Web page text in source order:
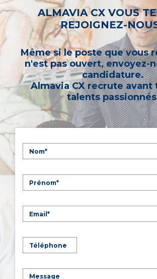
d’autres mots-clés ou à
ALMAVIA CX VOUS
REJOIGNEZ-
Même si le poste que vous
n'est pas ouvert, envoyez-
candidature.
Almavia CX recrute avant
talents